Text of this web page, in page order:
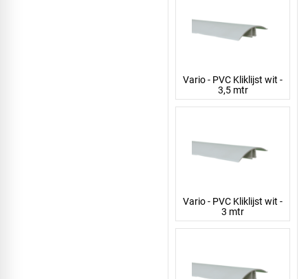
Vario - PVC Kliklijst wit -
3,5 mtr
Vario - PVC Kliklijst wit -
3 mtr